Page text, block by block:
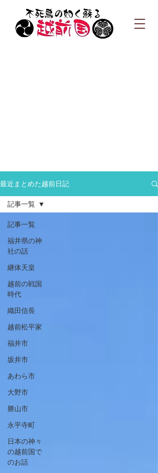
最近まとめた越前日記
記事一覧
福井県の神
社の話
継体天皇
越前の戦国
時代
織田信長
越前松平家
福井市
坂井市
あわら市
大野市
勝山市
永平寺町
日本の神々
の越前国で
のお話
記事一覧